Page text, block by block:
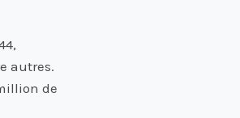
autres.
de